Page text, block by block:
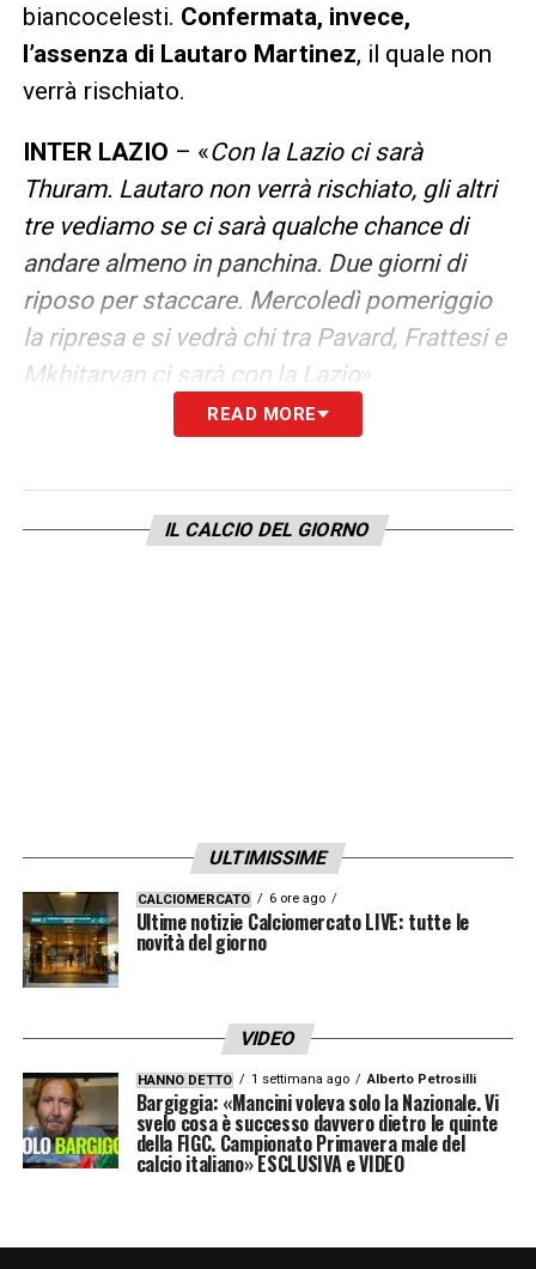
biancocelesti. Confermata, invece,
l’assenza di Lautaro Martinez, il quale non
verrà rischiato.
INTER LAZIO – «Con la Lazio ci sarà
Thuram. Lautaro non verrà rischiato, gli altri
tre vediamo se ci sarà qualche chance di
andare almeno in panchina. Due giorni di
riposo per staccare. Mercoledì pomeriggio
la ripresa e si vedrà chi tra Pavard, Frattesi e
Mkhitaryan ci sarà con la Lazio».
READ MORE
IL CALCIO DEL GIORNO
ULTIMISSIME
CALCIOMERCATO 6 ore ago
Ultime notizie Calciomercato LIVE: tutte le
novità del giorno
VIDEO
HANNO DETTO 1 settimana ago Alberto Petrosilli
Bargiggia: «Mancini voleva solo la Nazionale. Vi
svelo cosa è successo davvero dietro le quinte
della FIGC. Campionato Primavera male del
calcio italiano» ESCLUSIVA e VIDEO